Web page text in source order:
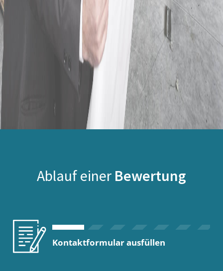
Ablauf einer Bewertung
Kontaktformular ausfüllen